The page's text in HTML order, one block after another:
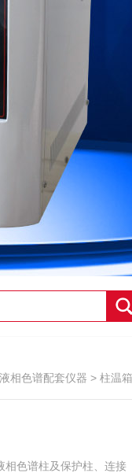
液相色谱配套仪器 > 柱温箱
相色谱柱及保护柱、连接